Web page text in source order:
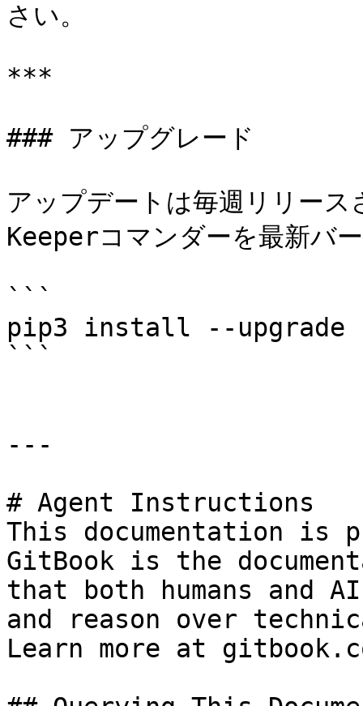
さい。
***
### アップグレード
アップデートは毎週リリー
Keeperコマンダーを最新バ
```
pip3 install --upgrade
```
---
# Agent Instructions
This documentation is
GitBook is the
that both humans and
and reason over
Learn more at